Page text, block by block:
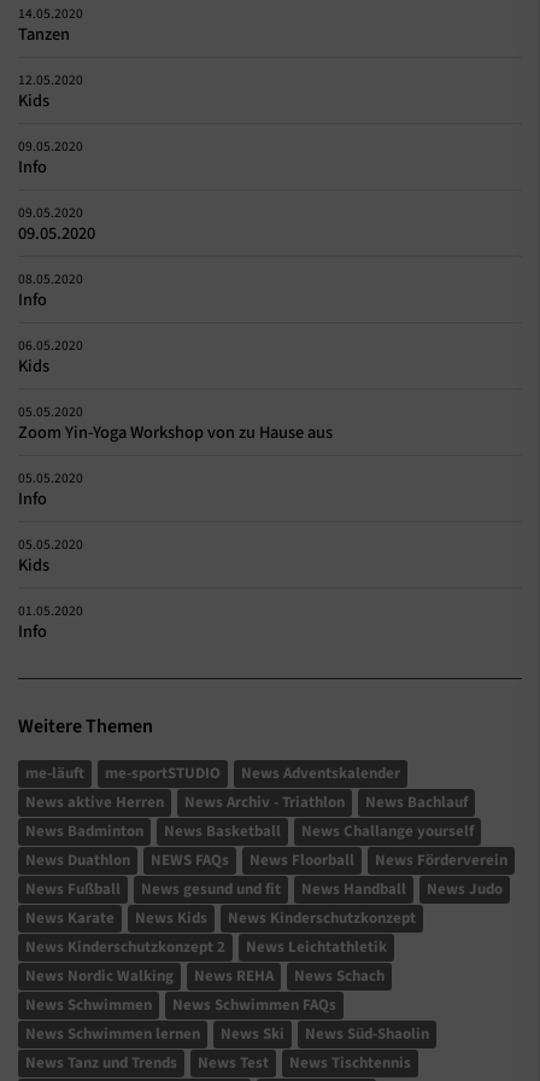
14.05.2020
Tanzen
12.05.2020
Kids
09.05.2020
Info
09.05.2020
09.05.2020
08.05.2020
Info
06.05.2020
Kids
05.05.2020
Zoom Yin-Yoga Workshop von zu Hause aus
05.05.2020
Info
05.05.2020
Kids
01.05.2020
Info
Weitere Themen
me-läuft me-sportSTUDIO
News Adventskalender
News aktive Herren
News Archiv - Triathlon
News Bachlauf
News Badminton
News Basketball
News Challange yourself
News Duathlon
NEWS FAQs News Floorball
News Förderverein
News Fußball
News gesund und fit News Handball
News Judo
News Karate
News Kids
News Kinderschutzkonzept
News Kinderschutzkonzept 2
News Leichtathletik
News Nordic Walking
News REHA
News Schach
News Schwimmen
News Schwimmen FAQs
News Schwimmen lernen
News Ski
News Süd-Shaolin
News Tanz und Trends
News Test
News Tischtennis